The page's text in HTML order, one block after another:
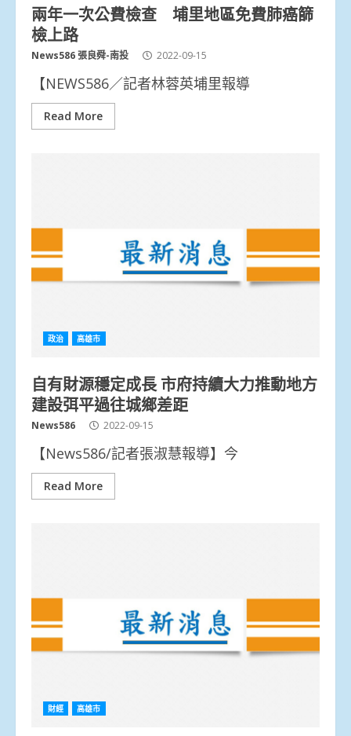
兩年一次公費檢查 埔里地區免費肺癌篩
檢上路
News586 張良舜-南投 2022-09-15
【NEWS586／記者林蓉英埔里報導
Read More
政治 高雄市
自有財源穩定成長 市府持續大力推動地方
建設弭平過往城鄉差距
News586 2022-09-15
【News586/記者張淑慧報導】今
Read More
財經 高雄市